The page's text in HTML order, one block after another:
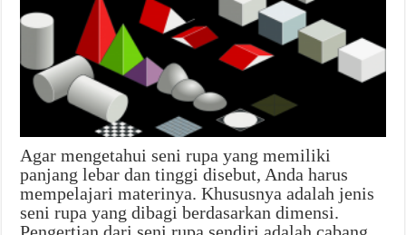
Agar mengetahui seni rupa yang memiliki
panjang lebar dan tinggi disebut, Anda harus
mempelajari materinya. Khususnya adalah jenis
seni rupa yang dibagi berdasarkan dimensi.
Pengertian dari seni rupa sendiri adalah cabang